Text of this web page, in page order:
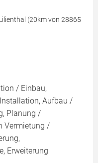
(20km von 28865
/ Einbau,
Aufbau /
Planung /
Vermietung /
Erweiterung